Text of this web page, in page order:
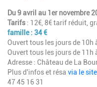
Du 9 avril au 1er novembre
Tarifs : 12€, 8€ tarif réduit,
famille : 34 €
Ouvert tous les jours de 10h
Ouvert tous les jours de 11h
Adresse : Château de La
Plus d'infos et résa via le
47 45 16 31